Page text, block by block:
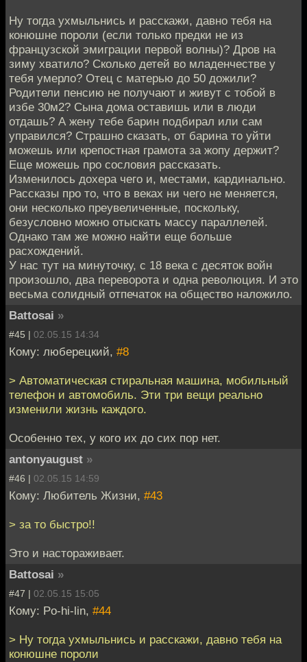
Ну тогда ухмыльнись и расскажи, давно тебя на
конюшне пороли (если только предки не из
французской эмиграции первой волны)? Дров на
зиму хватило? Сколько детей во младенчестве у
тебя умерло? Отец с матерью до 50 дожили?
Родители пенсию не получают и живут с тобой в
избе 30м2? Сына дома оставишь или в люди
отдашь? А жену тебе барин подбирал или сам
управился? Страшно сказать, от барина то уйти
можешь или крепостная грамота за жопу держит?
Еще можешь про сословия рассказать.
Изменилось дохера чего и, местами, кардинально.
Рассказы про то, что в веках ни чего не меняется,
они несколько преувеличенные, поскольку,
безусловно можно отыскать массу параллелей.
Однако там же можно найти еще больше
расхождений.
У нас тут на минуточку, с 18 века с десяток войн
произошло, два переворота и одна революция. И это
весьма солидный отпечаток на общество наложило.
Battosai »
#45 | 02.05.15 14:34
Кому: люберецкий, #8
> Автоматическая стиральная машина, мобильный
телефон и автомобиль. Эти три вещи реально
изменили жизнь каждого.
Особенно тех, у кого их до сих пор нет.
antonyaugust »
#46 | 02.05.15 14:59
Кому: Любитель Жизни, #43
> за то быстро!!
Это и настораживает.
Battosai »
#47 | 02.05.15 15:05
Кому: Po-hi-lin, #44
> Ну тогда ухмыльнись и расскажи, давно тебя на
конюшне пороли